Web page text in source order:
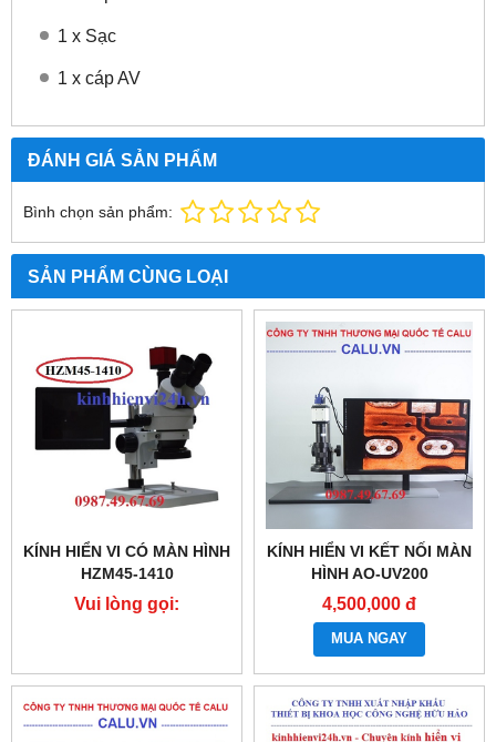
1 x Sạc
1 x cáp AV
ĐÁNH GIÁ SẢN PHẨM
Bình chọn sản phẩm:
SẢN PHẨM CÙNG LOẠI
KÍNH HIỂN VI CÓ MÀN HÌNH
HZM45-1410
Vui lòng gọi:
KÍNH HIỂN VI KẾT NỐI MÀN
HÌNH AO-UV200
4,500,000 đ
MUA NGAY